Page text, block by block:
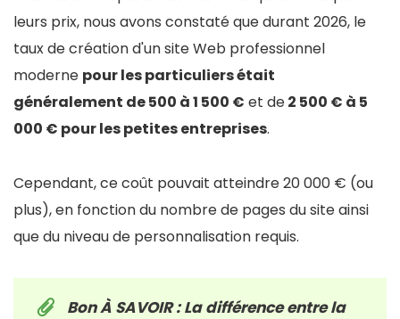
leurs prix, nous avons constaté que durant 2026, le
taux de création d'un site Web professionnel
moderne pour les particuliers était
généralement de 500 à 1 500 € et de2 500 € à 5
000 € pour les petites entreprises.
Cependant, ce coût pouvait atteindre 20 000 € (ou
plus), en fonction du nombre de pages du site ainsi
que du niveau de personnalisation requis.
Bon À SAVOIR : La différence entre la